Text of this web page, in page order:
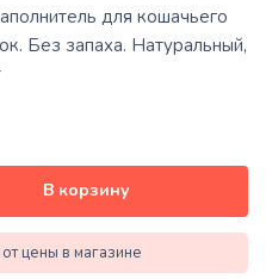
для кошачьего
Без запаха. Натуральный,
В корзину
цены в магазине